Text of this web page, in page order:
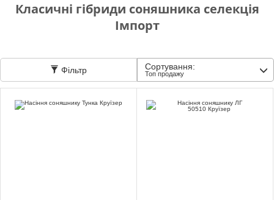
Доставка
Відгуки
Класичні гібриди соняшника селекція
Імпорт
Фільтр Сортування:
Топ продажу